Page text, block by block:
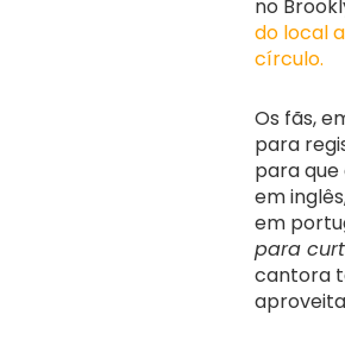
no
do local
círculo.
Os fãs,
para
para que
em
em
para
cantora